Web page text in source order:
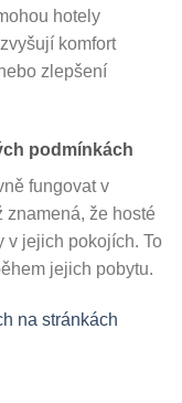
hotely
komfort
zlepšení
podmínkách
fungovat v
znamená, že hosté
v jejich pokojích. To
jejich pobytu.
na stránkách